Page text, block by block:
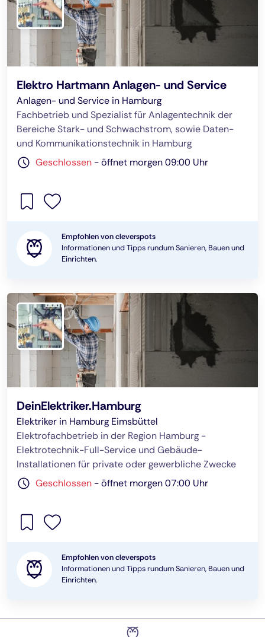
Elektro Hartmann Anlagen- und Service
Anlagen- und Service in Hamburg
Fachbetrieb und Spezialist für Anlagentechnik der
Bereiche Stark- und Schwachstrom, sowie Daten-
und Kommunikationstechnik in Hamburg
Geschlossen -öffnet morgen 09:00 Uhr
Empfohlen von cleverspots
Informationen und Tipps rundum Sanieren, Bauen und
Einrichten.
DeinElektriker.Hamburg
Elektriker in Hamburg Eimsbüttel
Elektrofachbetrieb in der Region Hamburg -
Elektrotechnik-Full-Service und Gebäude-
Installationen für private oder gewerbliche Zwecke
Geschlossen -öffnet morgen 07:00 Uhr
Empfohlen von cleverspots
Informationen und Tipps rundum Sanieren, Bauen und
Einrichten.